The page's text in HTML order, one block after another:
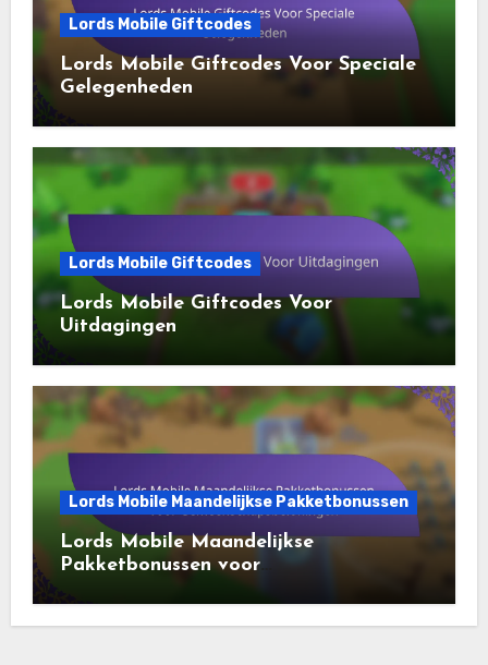
Lords Mobile Giftcodes
Lords Mobile Giftcodes Voor Speciale
Gelegenheden
Lords Mobile Giftcodes
Lords Mobile Giftcodes Voor
Uitdagingen
Lords Mobile Maandelijkse Pakketbonussen
Lords Mobile Maandelijkse
Pakketbonussen voor
Gemeenschapsbeloningen